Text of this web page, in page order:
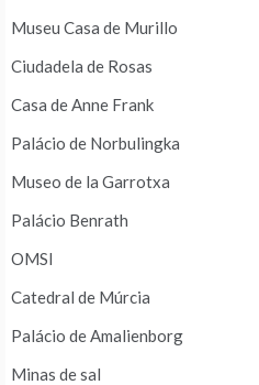
Museu Casa de Murillo
Ciudadela de Rosas
Casa de Anne Frank
Palácio de Norbulingka
Museo de la Garrotxa
Palácio Benrath
OMSI
Catedral de Múrcia
Palácio de Amalienborg
Minas de sal